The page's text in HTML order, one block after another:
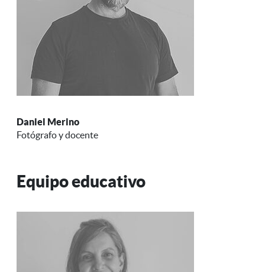
Daniel Merino
Fotógrafo y docente
Equipo educativo